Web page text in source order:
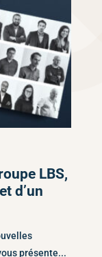
LBS,
d’un
présente...